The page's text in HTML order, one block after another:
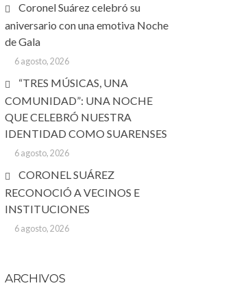
Coronel Suárez celebró su
aniversario con una emotiva Noche
de Gala
6 agosto, 2026
“TRES MÚSICAS, UNA
COMUNIDAD”: UNA NOCHE
QUE CELEBRÓ NUESTRA
IDENTIDAD COMO SUARENSES
6 agosto, 2026
CORONEL SUÁREZ
RECONOCIÓ A VECINOS E
INSTITUCIONES
6 agosto, 2026
ARCHIVOS